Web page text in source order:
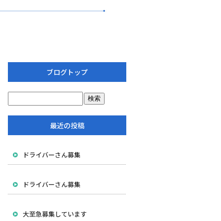
ブログトップ
最近の投稿
ドライバーさん募集
ドライバーさん募集
大至急募集しています